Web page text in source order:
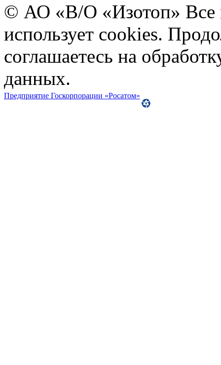
© АО «В/О «Изотоп» Все
использует cookies.
соглашаетесь на
данных.
Предприятие Госкорпорации «Росатом»